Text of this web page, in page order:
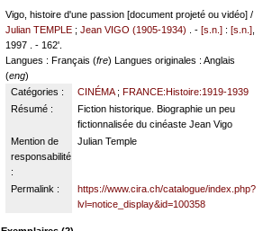
Vigo, histoire d'une passion [document projeté ou vidéo] /
Julian TEMPLE ;Jean VIGO (1905-1934) . -[s.n.] :[s.n.]
1997 . - 162'.
Langues : Français (fre)Langues originales : Anglais
(eng)
Catégories :
CINÉMA; FRANCE:Histoire:1919-1939
Résumé :
Fiction historique. Biographie un peu
fictionnalisée du cinéaste Jean Vigo
Mention de
responsabilité
:
Julian Temple
Permalink :
https://www.cira.ch/catalogue/index.php?
lvl=notice_display&id=100358